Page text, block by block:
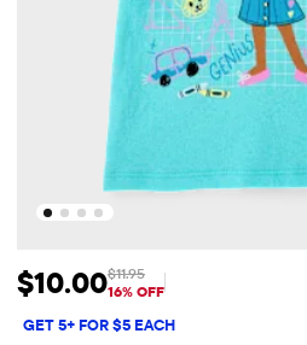
Precio de venta: $10
$10.00 Precio original: $11.95
$11.95
16% OFF
GET 5+ FOR $5 EACH